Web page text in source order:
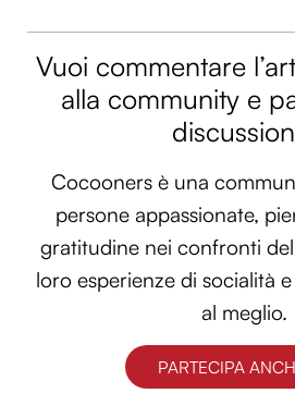
Vuoi commentare
alla community e
Cocooners è una
persone appassionate,
gratitudine nei confronti
loro esperienze di socialità
al meglio.
PARTECIPA